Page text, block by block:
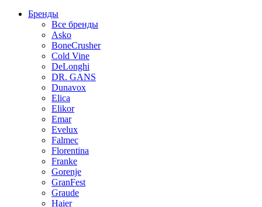
Бренды
Все бренды
Asko
BoneCrusher
Cold Vine
DeLonghi
DR. GANS
Dunavox
Elica
Elikor
Emar
Evelux
Falmec
Florentina
Franke
Gorenje
GranFest
Graude
Haier